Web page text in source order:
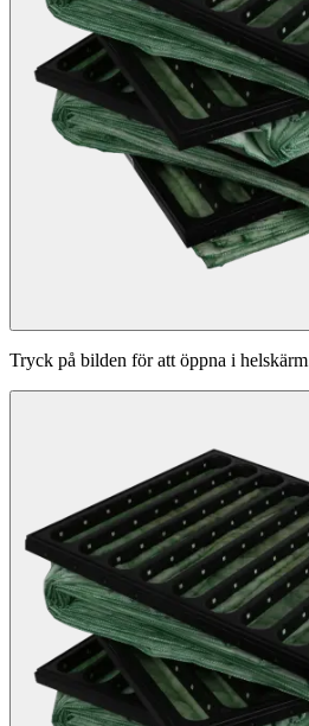
Tryck på bilden för att öppna i